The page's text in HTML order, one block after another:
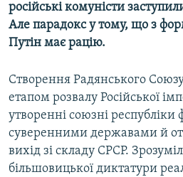
російські комуністи
Але парадокс у тому, що з
Путін має рацію.
Створення Радянського
етапом розвалу Російської
утворенні союзні
суверенними державами й
вихід зі складу СРСР.
більшовицької диктатури